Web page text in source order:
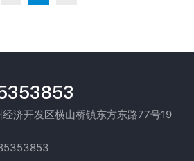
济开发区横山桥镇东方东路77号19